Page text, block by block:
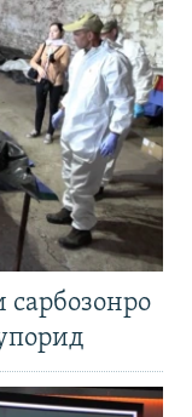
сарбозонро